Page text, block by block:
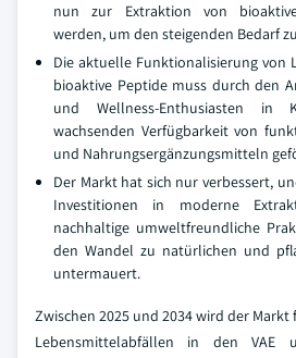
nun zur Extraktion von
werden, um den steigenden Bedarf
Die aktuelle Funktionalisierung von
bioaktive Peptide muss durch den
und Wellness-Enthusiasten
wachsenden Verfügbarkeit von
und Nahrungsergänzungsmitteln
Der Markt hat sich nur verbessert,
Investitionen in moderne
nachhaltige umweltfreundliche
den Wandel zu natürlichen und
untermauert.
Zwischen 2025 und 2034 wird der
Lebensmittelabfällen in den VAE